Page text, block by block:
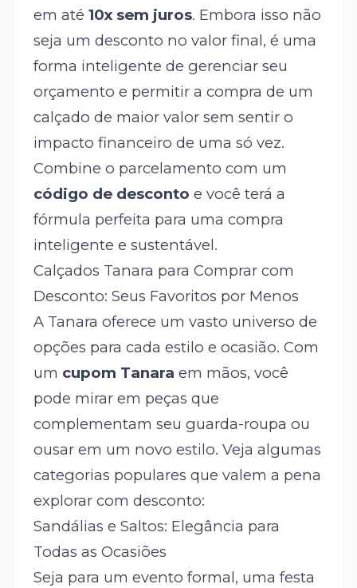
em até 10x sem juros. Embora isso não
seja um desconto no valor final, é uma
forma inteligente de gerenciar seu
orçamento e permitir a compra de um
calçado de maior valor sem sentir o
impacto financeiro de uma só vez.
Combine o parcelamento com um
código de desconto e você terá a
fórmula perfeita para uma compra
inteligente e sustentável.
Calçados Tanara para Comprar com
Desconto: Seus Favoritos por Menos
A Tanara oferece um vasto universo de
opções para cada estilo e ocasião. Com
um cupom Tanara em mãos, você
pode mirar em peças que
complementam seu guarda-roupa ou
ousar em um novo estilo. Veja algumas
categorias populares que valem a pena
explorar com desconto:
Sandálias e Saltos: Elegância para
Todas as Ocasiões
Seja para um evento formal, uma festa